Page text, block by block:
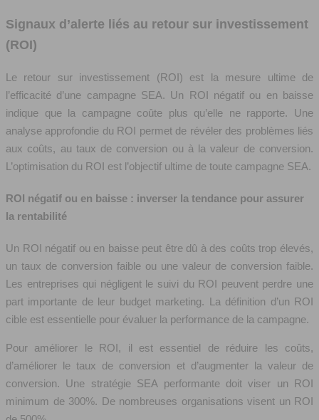
Signaux d’alerte liés au retour sur investissement
(ROI)
Le retour sur investissement (ROI) est la mesure ultime de
l’efficacité d’une campagne SEA. Un ROI négatif ou en baisse
indique que la campagne coûte plus qu’elle ne rapporte. Une
analyse approfondie du ROI permet de révéler des problèmes liés
aux coûts, au taux de conversion ou à la valeur de conversion.
L’optimisation du ROI est l’objectif ultime de toute campagne SEA.
ROI négatif ou en baisse : inverser la tendance pour assurer
la rentabilité
Un ROI négatif ou en baisse peut être dû à des coûts trop élevés,
un taux de conversion faible ou une valeur de conversion faible.
Les entreprises qui négligent le suivi du ROI peuvent perdre une
part importante de leur budget marketing. La définition d’un ROI
cible est essentielle pour évaluer la performance de la campagne.
Pour améliorer le ROI, il est essentiel de réduire les coûts,
d’améliorer le taux de conversion et d’augmenter la valeur de
conversion. Une stratégie SEA performante doit viser un ROI
minimum de 300%. De nombreuses organisations visent un ROI